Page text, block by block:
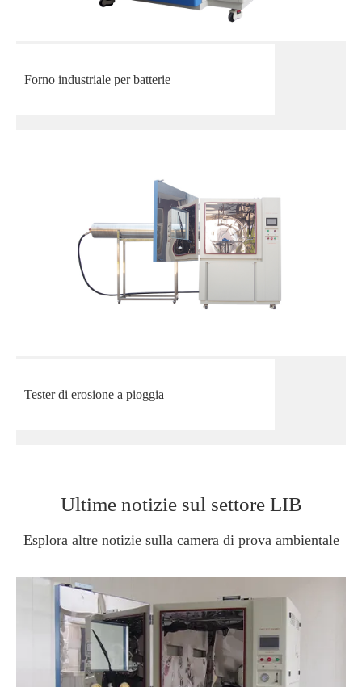
Forno industriale per batterie
Tester di erosione a pioggia
Ultime notizie sul settore LIB
Esplora altre notizie sulla camera di prova ambientale